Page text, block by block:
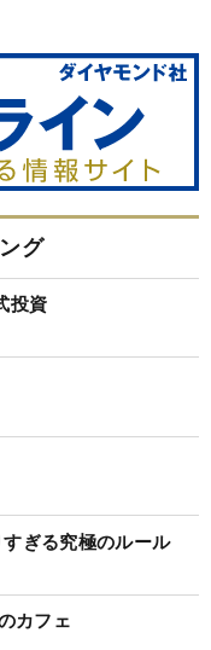
グ
投資
ぎる究極のルール
カフェ